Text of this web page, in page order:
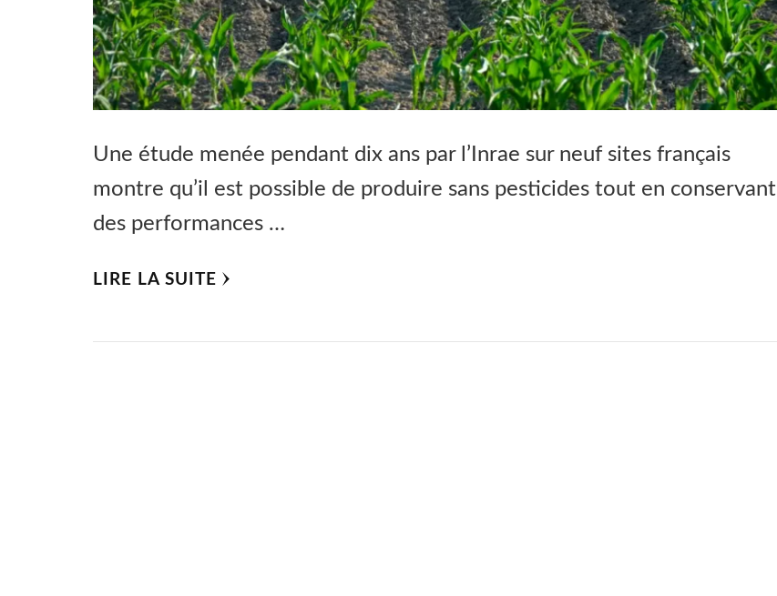
Une étude menée pendant dix ans par l’Inrae sur neuf sites français
montre qu’il est possible de produire sans pesticides tout en conservant
des performances …
LIRE LA SUITE